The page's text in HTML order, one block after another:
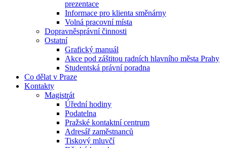
prezentace
Informace pro klienta směnárny
Volná pracovní místa
Dopravněsprávní činnosti
Ostatní
Grafický manuál
Akce pod záštitou radních hlavního města Prahy
Studentská právní poradna
Co dělat v Praze
Kontakty
Magistrát
Úřední hodiny
Podatelna
Pražské kontaktní centrum
Adresář zaměstnanců
Tiskový mluvčí